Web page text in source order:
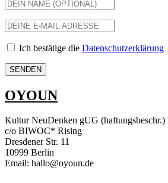
Ich bestätige die Datenschutzerklärung
OYOUN
Kultur NeuDenken gUG (haftungsbeschr.)
c/o BIWOC* Rising
Dresdener Str. 11
10999 Berlin
Email: hallo@oyoun.de